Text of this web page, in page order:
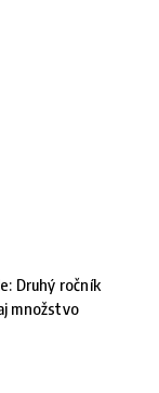
Druhý ročník
množstvo